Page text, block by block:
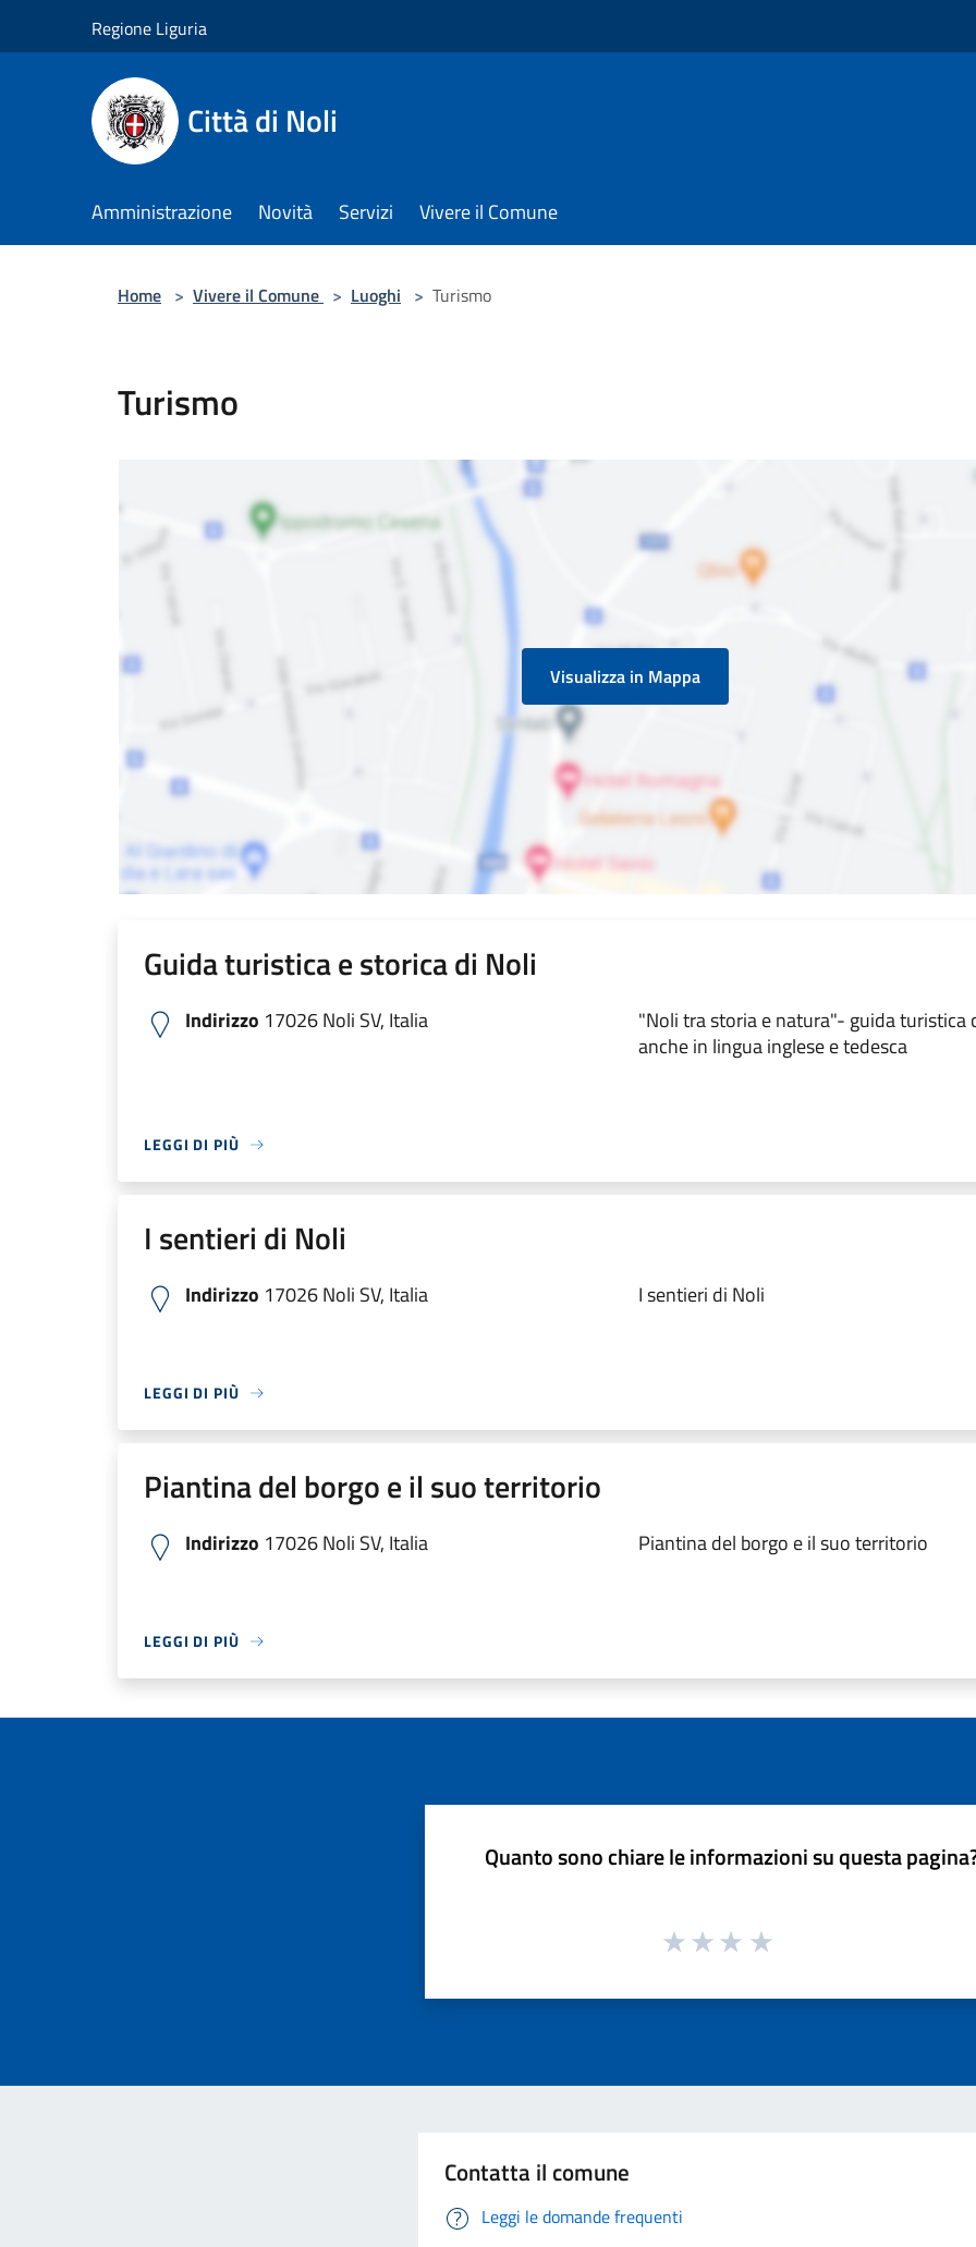
Regione Liguria
Città di Noli
Amministrazione Novità Servizi Vivere il Comune
Home > Vivere il Comune > Luoghi > Turismo
Turismo
Visualizza in Mappa
Guida turistica e storica di Noli
Indirizzo 17026 Noli SV, Italia
"Noli tra storia e natura"- guida turistica
anche in lingua inglese e tedesca
LEGGI DI PIÙ
I sentieri di Noli
Indirizzo 17026 Noli SV, Italia I sentieri di Noli
LEGGI DI PIÙ
Piantina del borgo e il suo territorio
Indirizzo 17026 Noli SV, Italia Piantina del borgo e il suo territorio
LEGGI DI PIÙ
Quanto sono chiare le informazioni su questa
Contatta il comune
Leggi le domande frequenti